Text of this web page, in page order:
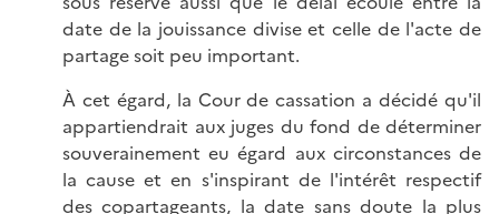
date de la jouissance divise et celle de l'acte de
partage soit peu important.
À cet égard, la Cour de cassation a décidé qu'il
appartiendrait aux juges du fond de déterminer
souverainement eu égard aux circonstances de
la cause et en s'inspirant de l'intérêt respectif
des copartageants, la date sans doute la plus